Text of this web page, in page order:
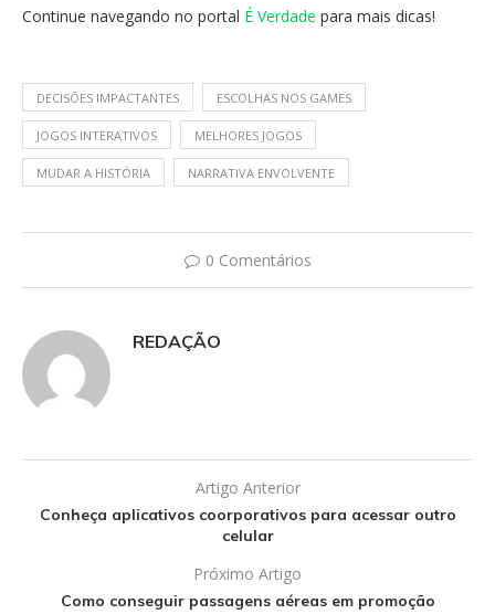
Continue navegando no portal É Verdade para mais dicas!
DECISÕES IMPACTANTES ESCOLHAS NOS GAMES
JOGOS INTERATIVOS MELHORES JOGOS
MUDAR A HISTÓRIA NARRATIVA ENVOLVENTE
0 Comentários
REDAÇÃO
Artigo Anterior
Conheça aplicativos coorporativos para acessar outro
celular
Próximo Artigo
Como conseguir passagens aéreas em promoção